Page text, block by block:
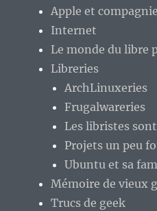
Apple et compagnie
Internet
Le monde du libre
Libreries
ArchLinuxeries
Frugalwareries
Les libristes
Projets un peu
Ubuntu et sa
Mémoire de vieux
Trucs de geek